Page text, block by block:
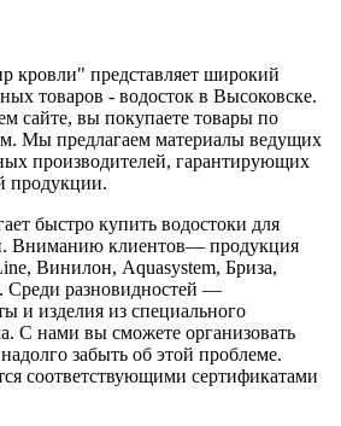
кровли" представляет широкий
товаров - водосток в Высоковске.
сайте, вы покупаете товары по
Мы предлагаем материалы ведущих
производителей, гарантирующих
продукции.
быстро купить водостоки для
Вниманию клиентов— продукция
Винилон, Aquasystem, Бриза,
Среди разновидностей —
и изделия из специального
С нами вы сможете организовать
забыть об этой проблеме.
соответствующими сертификатами